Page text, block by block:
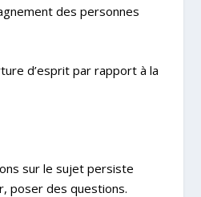
des personnes
d’esprit par rapport à la
sur le sujet persiste
poser des questions.